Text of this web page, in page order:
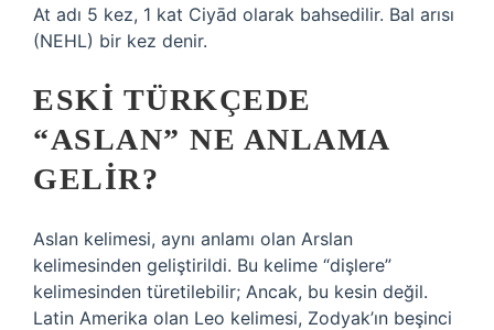
At adı 5 kez, 1 kat Ciyād olarak bahsedilir. Bal arısı
(NEHL) bir kez denir.
ESKI TÜRKÇEDE
“ASLAN” NE ANLAMA
GELIR?
Aslan kelimesi, aynı anlamı olan Arslan
kelimesinden geliştirildi. Bu kelime “dişlere”
kelimesinden türetilebilir; Ancak, bu kesin değil.
Latin Amerika olan Leo kelimesi, Zodyak’ın beşinci